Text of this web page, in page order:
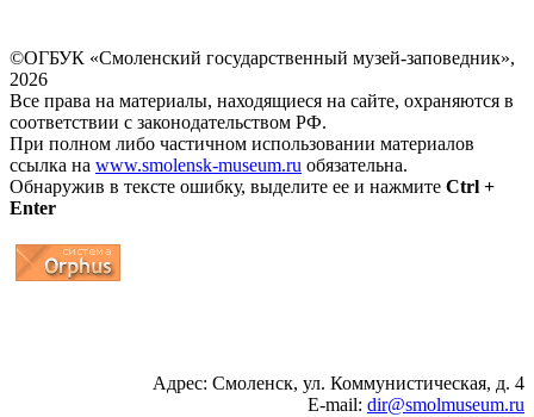
©ОГБУК «Смоленский государственный музей-заповедник»,
2026
Все права на материалы, находящиеся на сайте, охраняются в
соответствии с законодательством РФ.
При полном либо частичном использовании материалов
ссылка на www.smolensk-museum.ru обязательна.
Обнаружив в тексте ошибку, выделите ее и нажмите Ctrl +
Enter
Адрес: Смоленск, ул. Коммунистическая, д. 4
E-mail: dir@smolmuseum.ru